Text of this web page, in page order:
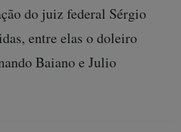
do juiz federal Sérgio
entre elas o doleiro
Baiano e Julio